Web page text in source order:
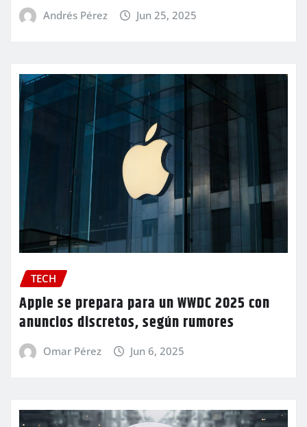
Andrés Pérez Jun 25, 2025
TECH
Apple se prepara para un WWDC 2025 con
anuncios discretos, según rumores
Omar Pérez Jun 6, 2025